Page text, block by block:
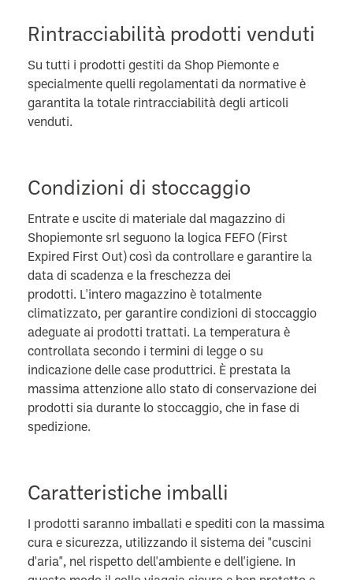
Rintracciabilità prodotti venduti
Su tutti i prodotti gestiti da Shop Piemonte e
specialmente quelli regolamentati da normative è
garantita la totale rintracciabilità degli articoli
venduti.
Condizioni di stoccaggio
Entrate e uscite di materiale dal magazzino di
Shopiemonte srl seguono la logica FEFO (First
Expired First Out) così da controllare e garantire la
data di scadenza e la freschezza dei
prodotti. L'intero magazzino è totalmente
climatizzato, per garantire condizioni di stoccaggio
adeguate ai prodotti trattati. La temperatura è
controllata secondo i termini di legge o su
indicazione delle case produttrici. È prestata la
massima attenzione allo stato di conservazione dei
prodotti sia durante lo stoccaggio, che in fase di
spedizione.
Caratteristiche imballi
I prodotti saranno imballati e spediti con la massima
cura e sicurezza, utilizzando il sistema dei "cuscini
d'aria", nel rispetto dell'ambiente e dell'igiene.
In